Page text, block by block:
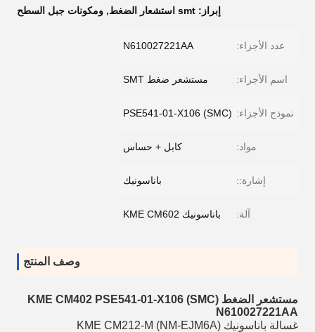
إبراز: smt استشعار الضغط , ومكونات جبل السطح
عدد الأجزاء: N610027221AA
اسم الأجزاء: مستشعر ضغط SMT
نموذج الأجزاء: PSE541-01-X106 (SMC)
مواد: كابل + حساس
إشارة:: باناسونيك
آلة: باناسونيك KME CM602
وصف المنتج
مستشعر الضغط KME CM402 PSE541-01-X106 (SMC)
N610027221AA
غسالة باناسونيك KME CM212-M (NM-EJM6A)